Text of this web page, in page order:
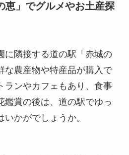
恵」でグルメやお土産探
に隣接する道の駅「赤城の
な農産物や特産品が購入で
ランやカフェもあり、食事
鑑賞の後は、道の駅でゆっ
かがでしょうか。